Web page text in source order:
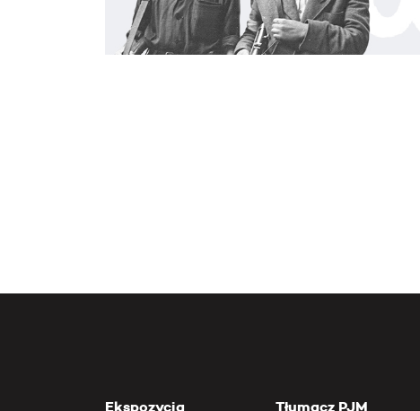
Ekspozycja Tłumacz PJM